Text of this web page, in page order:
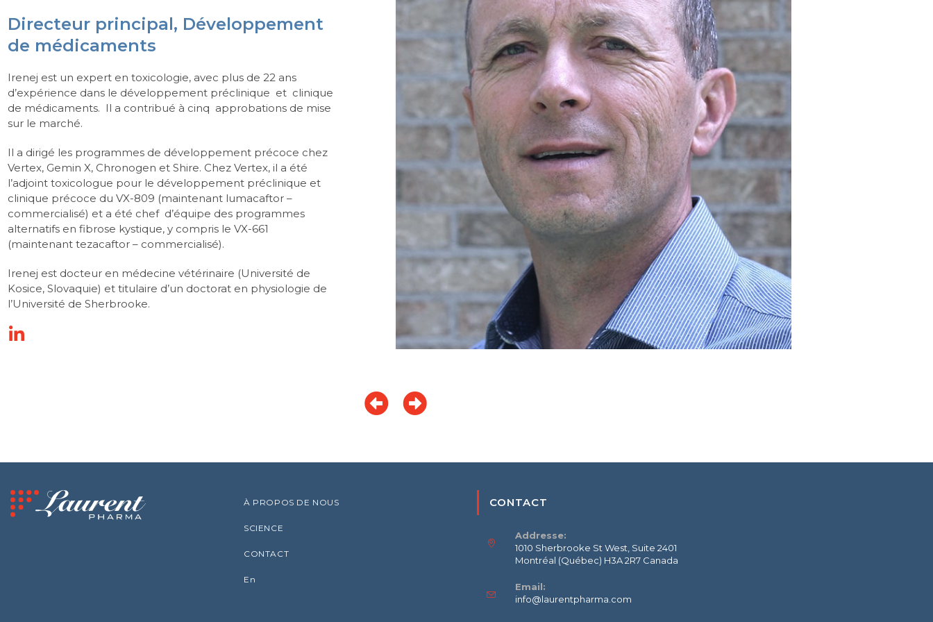
Directeur principal, Développement
de médicaments
Irenej est un expert en toxicologie, avec plus de 22 ans
d’expérience dans le développement préclinique et clinique
de médicaments. Il a contribué à cinq approbations de mise
sur le marché.
Il a dirigé les programmes de développement précoce chez
Vertex, Gemin X, Chronogen et Shire. Chez Vertex, il a été
l’adjoint toxicologue pour le développement préclinique et
clinique précoce du VX-809 (maintenant lumacaftor –
commercialisé) et a été chef d’équipe des programmes
alternatifs en fibrose kystique, y compris le VX-661
(maintenant tezacaftor – commercialisé).
Irenej est docteur en médecine vétérinaire (Université de
Kosice, Slovaquie) et titulaire d’un doctorat en physiologie de
l’Université de Sherbrooke.
À PROPOS DE NOUS
SCIENCE
CONTACT
En
CONTACT
Addresse:
1010 Sherbrooke St West, Suite 2401
Montréal (Québec) H3A 2R7 Canada
Email:
info@laurentpharma.com